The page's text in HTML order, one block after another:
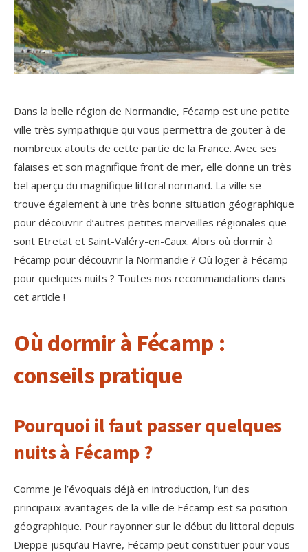
Dans la belle région de Normandie, Fécamp est une petite
ville très sympathique qui vous permettra de gouter à de
nombreux atouts de cette partie de la France. Avec ses
falaises et son magnifique front de mer, elle donne un très
bel aperçu du magnifique littoral normand. La ville se
trouve également à une très bonne situation géographique
pour découvrir d’autres petites merveilles régionales que
sont Etretat et Saint-Valéry-en-Caux. Alors où dormir à
Fécamp pour découvrir la Normandie ? Où loger à Fécamp
pour quelques nuits ? Toutes nos recommandations dans
cet article !
Où dormir à Fécamp :
conseils pratique
Pourquoi il faut passer quelques
nuits à Fécamp ?
Comme je l’évoquais déjà en introduction, l’un des
principaux avantages de la ville de Fécamp est sa position
géographique. Pour rayonner sur le début du littoral depuis
Dieppe jusqu’au Havre, Fécamp peut constituer pour vous